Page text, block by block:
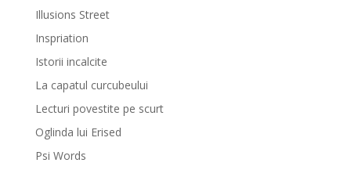
Illusions Street
Inspriation
Istorii incalcite
La capatul curcubeului
Lecturi povestite pe scurt
Oglinda lui Erised
Psi Words